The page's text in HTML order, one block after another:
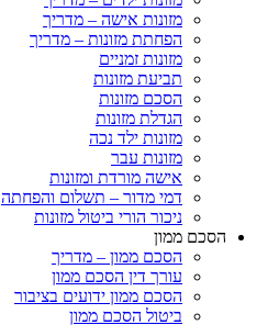
מזונות אישה – מדריך
הפחתת מזונות – מדריך
מזונות זמניים
תביעת מזונות
הסכם מזונות
הגדלת מזונות
מזונות ילד נכה
מזונות עבר
אישה מורדת ומזונות
דמי מדור – תשלום והפחתה
ניכור הורי ביטול מזונות
הסכם ממון
הסכם ממון – מדריך
עורך דין הסכם ממון
הסכם ממון ידועים בציבור
ביטול הסכם ממון